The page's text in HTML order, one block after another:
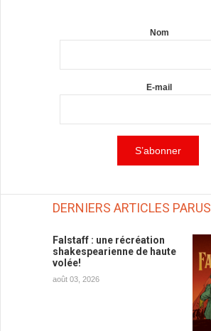
Nom
E-mail
DERNIERS ARTICLES PARUS
Falstaff : une récréation
shakespearienne de haute
volée!
août 03, 2026